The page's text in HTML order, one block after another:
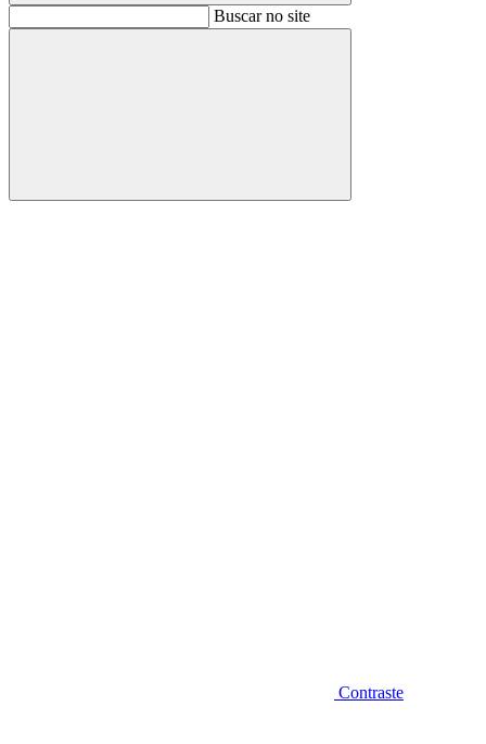
BuscarBuscar no site
Buscar
Contraste